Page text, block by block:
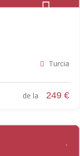
Turcia
de la 249 €